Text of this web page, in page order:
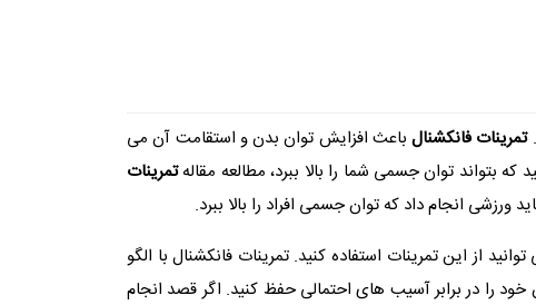
تمرینات فانکشنال باعث افزایش توان بدن و استقامت آن می
توان جسمی شما را بالا ببرد، مطالعه مقالهتمرینات
ورزشی انجام داد که توان جسمی افراد را بالا ببرد.
از این تمرینات استفاده کنید. تمرینات فانکشنال با الگو
خود را در برابر آسیب های احتمالی حفظ کنید. اگر قصد انجام